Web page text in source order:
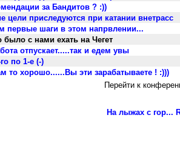
за Бандитов ? :))
цели приследуются при катании внетрасс
первые шаги в этом напрвлении...
было с нами ехать на Чегет
отпускает.....так и едем увы
по 1-е (-)
то хорошо......Вы эти зарабатываете ! :)))
Перейти к
На лыжах с гор...